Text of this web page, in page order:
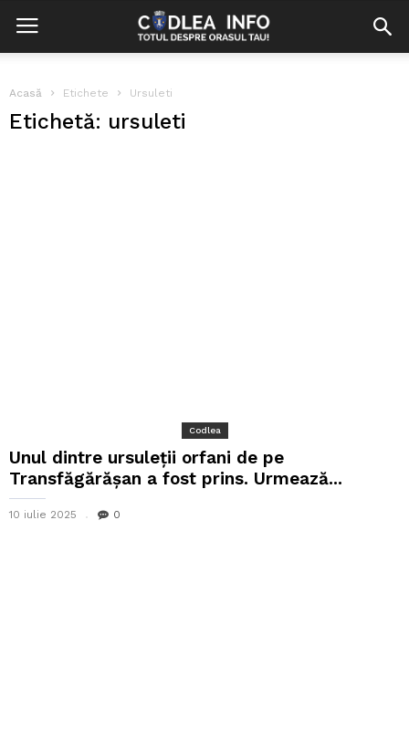
Acasă Etichete Ursuleti
Etichetă: ursuleti
Codlea
Unul dintre ursuleții orfani de pe
Transfăgărășan a fost prins. Urmează...
10 iulie 2025 0